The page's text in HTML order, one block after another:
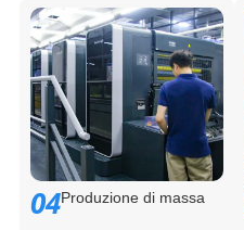
04Produzione di massa